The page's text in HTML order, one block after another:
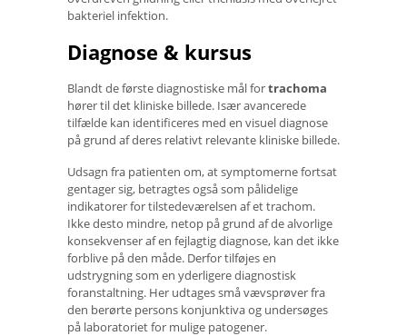
bakteriel infektion.
Diagnose & kursus
Blandt de første diagnostiske mål fortrachoma
hører til det kliniske billede. Især avancerede
tilfælde kan identificeres med en visuel diagnose
på grund af deres relativt relevante kliniske billede.
Udsagn fra patienten om, at symptomerne fortsat
gentager sig, betragtes også som pålidelige
indikatorer for tilstedeværelsen af ​​et trachom.
Ikke desto mindre, netop på grund af de alvorlige
konsekvenser af en fejlagtig diagnose, kan det ikke
forblive på den måde. Derfor tilføjes en
udstrygning som en yderligere diagnostisk
foranstaltning. Her udtages små vævsprøver fra
den berørte persons konjunktiva og undersøges
på laboratoriet for mulige patogener.